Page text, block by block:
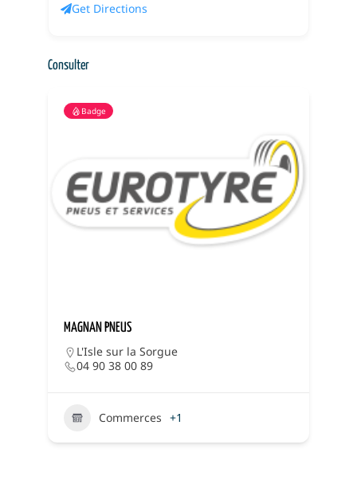
Get Directions
Consulter
Badge
MAGNAN PNEUS
L'Isle sur la Sorgue
04 90 38 00 89
Commerces +1